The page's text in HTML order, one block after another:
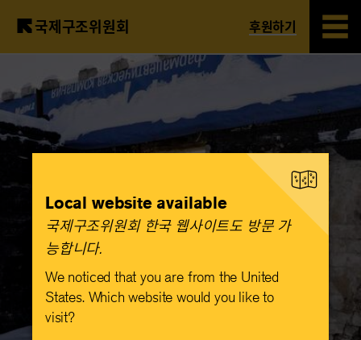
to
main
content
국제구조위원회 후원하기
Local website available
국제구조위원회 한국 웹사이트도 방문 가
능합니다.​
We noticed that you are from the United
States. Which website would you like to
visit?